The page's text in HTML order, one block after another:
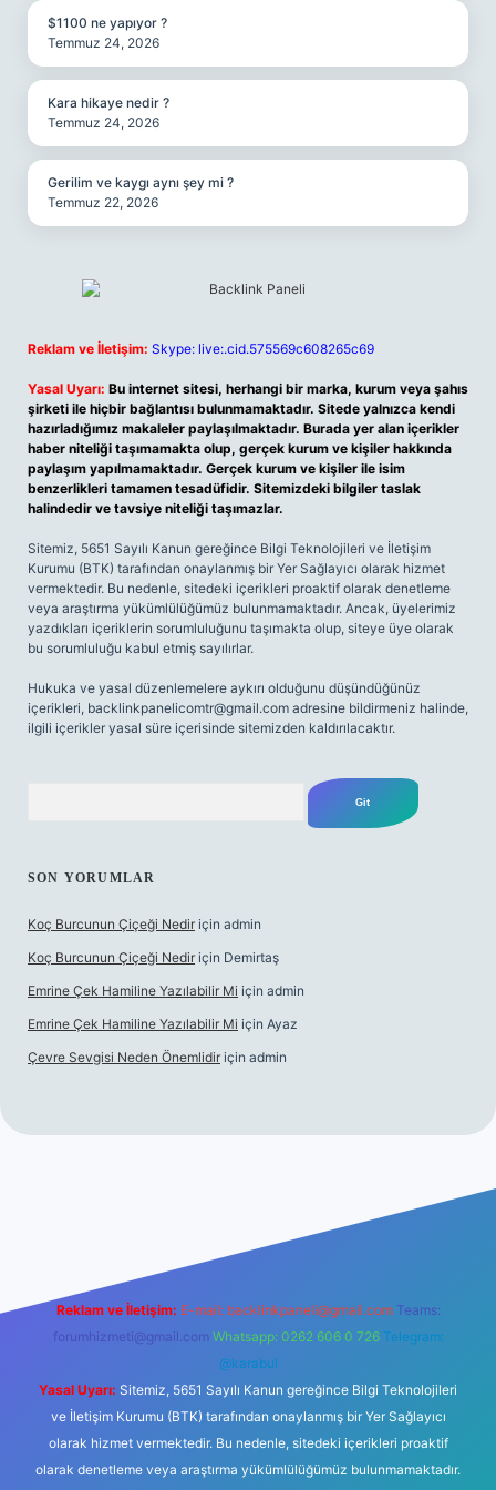
$1100 ne yapıyor ?
Temmuz 24, 2026
Kara hikaye nedir ?
Temmuz 24, 2026
Gerilim ve kaygı aynı şey mi ?
Temmuz 22, 2026
Reklam ve İletişim: Skype: live:.cid.575569c608265c69
Yasal Uyarı: Bu internet sitesi, herhangi bir marka, kurum veya şahıs
şirketi ile hiçbir bağlantısı bulunmamaktadır. Sitede yalnızca kendi
hazırladığımız makaleler paylaşılmaktadır. Burada yer alan içerikler
haber niteliği taşımamakta olup, gerçek kurum ve kişiler hakkında
paylaşım yapılmamaktadır. Gerçek kurum ve kişiler ile isim
benzerlikleri tamamen tesadüfidir. Sitemizdeki bilgiler taslak
halindedir ve tavsiye niteliği taşımazlar.
Sitemiz, 5651 Sayılı Kanun gereğince Bilgi Teknolojileri ve İletişim
Kurumu (BTK) tarafından onaylanmış bir Yer Sağlayıcı olarak hizmet
vermektedir. Bu nedenle, sitedeki içerikleri proaktif olarak denetleme
veya araştırma yükümlülüğümüz bulunmamaktadır. Ancak, üyelerimiz
yazdıkları içeriklerin sorumluluğunu taşımakta olup, siteye üye olarak
bu sorumluluğu kabul etmiş sayılırlar.
Hukuka ve yasal düzenlemelere aykırı olduğunu düşündüğünüz
içerikleri, backlinkpanelicomtr@gmail.com adresine bildirmeniz halinde,
ilgili içerikler yasal süre içerisinde sitemizden kaldırılacaktır.
SON YORUMLAR
Koç Burcunun Çiçeği Nedir için admin
Koç Burcunun Çiçeği Nedir için Demirtaş
Emrine Çek Hamiline Yazılabilir Mi için admin
Emrine Çek Hamiline Yazılabilir Mi için Ayaz
Çevre Sevgisi Neden Önemlidir için admin
Reklam ve İletişim: E-mail: backlinkpaneli@gmail.com Teams:
forumhizmeti@gmail.com Whatsapp: 0262 606 0 726 Telegram:
@karabul
Yasal Uyarı: Sitemiz, 5651 Sayılı Kanun gereğince Bilgi Teknolojileri
ve İletişim Kurumu (BTK) tarafından onaylanmış bir Yer Sağlayıcı
olarak hizmet vermektedir. Bu nedenle, sitedeki içerikleri proaktif
olarak denetleme veya araştırma yükümlülüğümüz bulunmamaktadır.